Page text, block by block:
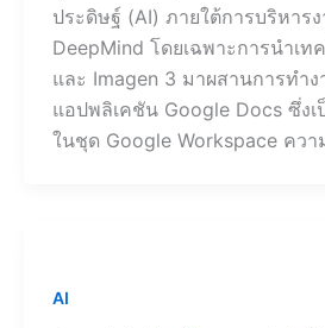
ประดิษฐ์ (AI) ภายใต้การบริหาร
DeepMind โดยเฉพาะการนำเท
และ Imagen 3 มาผสานการทำ
แอปพลิเคชัน Google Docs ซึ่ง
ในชุด Google Workspace คว
AI